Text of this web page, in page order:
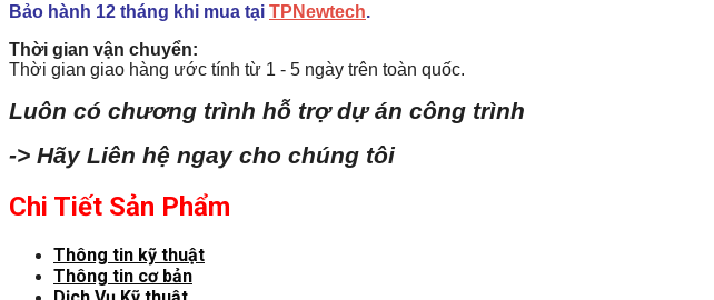
Bảo hành 12 tháng khi mua tại TPNewtech.
Thời gian vận chuyển:
Thời gian giao hàng ước tính từ 1 - 5 ngày trên toàn quốc.
Luôn có chương trình hỗ trợ dự án công trình
-> Hãy Liên hệ ngay cho chúng tôi
Chi Tiết Sản Phẩm
Thông tin kỹ thuật
Thông tin cơ bản